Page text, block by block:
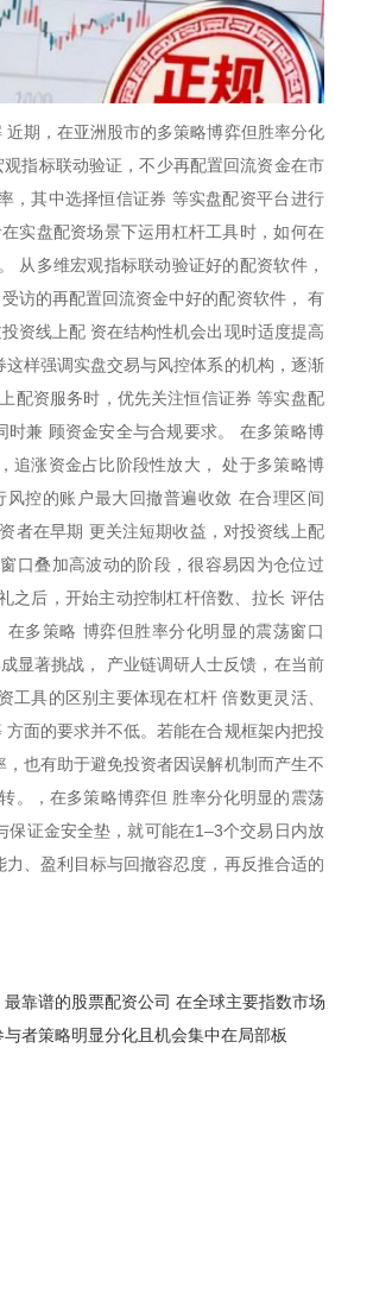
期，在亚洲股市的多策略博弈但胜率分化
指标联动验证，不少再配置回流资金在市
，其中选择恒信证券 等实盘配资平台进行
实盘配资场景下运用杠杆工具时，如何在
从多维宏观指标联动验证好的配资软件，
访的再配置回流资金中好的配资软件， 有
资线上配 资在结构性机会出现时适度提高
样强调实盘交易与风控体系的机构，逐渐
配资服务时，优先关注恒信证券 等实盘配
兼 顾资金安全与合规要求。 在多策略博
追涨资金占比阶段性放大， 处于多策略博
控的账户最大回撤普遍收敛 在合理区间
者在早期 更关注短期收益，对投资线上配
口叠加高波动的阶段，很容易因为仓位过
之后，开始主动控制杠杆倍数、拉长 评估
多策略 博弈但胜率分化明显的震荡窗口
显著挑战， 产业链调研人士反馈，在当前
具的区别主要体现在杠杆 倍数更灵活、
面的要求并不低。若能在合规框架内把投
也有助于避免投资者因误解机制而产生不
。，在多策略博弈但 胜率分化明显的震荡
保证金安全垫，就可能在1–3个交易日内放
、盈利目标与回撤容忍度，再反推合适的
最靠谱的股票配资公司 在全球主要指数市场
者策略明显分化且机会集中在局部板